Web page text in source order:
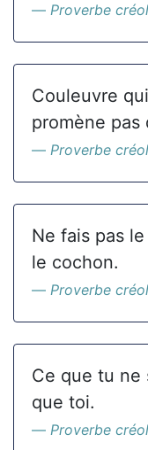
Proverbe
Couleuvre
promène pas
Proverbe
Ne fais pas
le cochon.
Proverbe
Ce que tu ne
que toi.
Proverbe